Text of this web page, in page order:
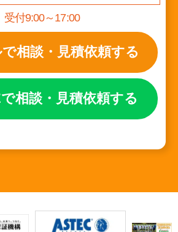
受付9:00～17:00
相談 ・ 見積依頼する
相談・ 見積依頼する